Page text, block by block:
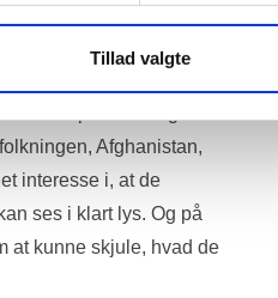
Tillad valgte
er et politisk valg. En
Afghanistan,
interesse i, at de
ses i klart lys. Og på
at kunne skjule, hvad de